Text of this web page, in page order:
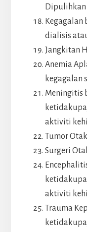
Dipulihkan
Kegagalan
dialisis
Jangkitan
Anemia
kegagalan
Meningitis
aktiviti
Tumor
Surgeri
aktiviti
Trauma